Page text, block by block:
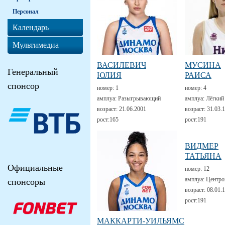
ВАСИЛЕВИЧ
ЮЛИЯ
номер: 1
амплуа: Разыгрывающий
возраст: 21.06.2001
рост:165
МУСИНА
РАИСА
номер: 4
амплуа:
возраст:
рост:191
МАККАРТИ-УИЛЬЯМС
ВИДМЕР
ТАТЬЯНА
номер: 12
амплуа:
возраст:
рост:191
Персонал
Календарь
Мультимедиа
Генеральный
спонсор
Официальные
спонсоры